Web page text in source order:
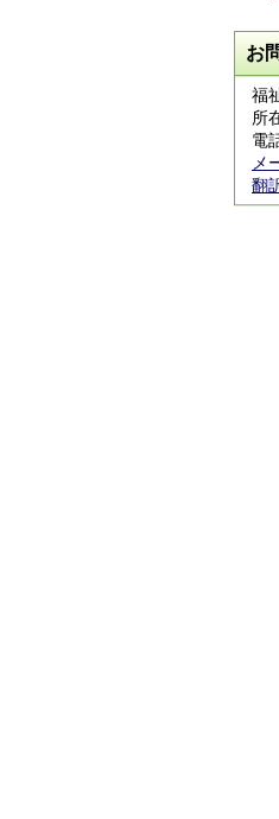
お
福
所
電
メ
翻